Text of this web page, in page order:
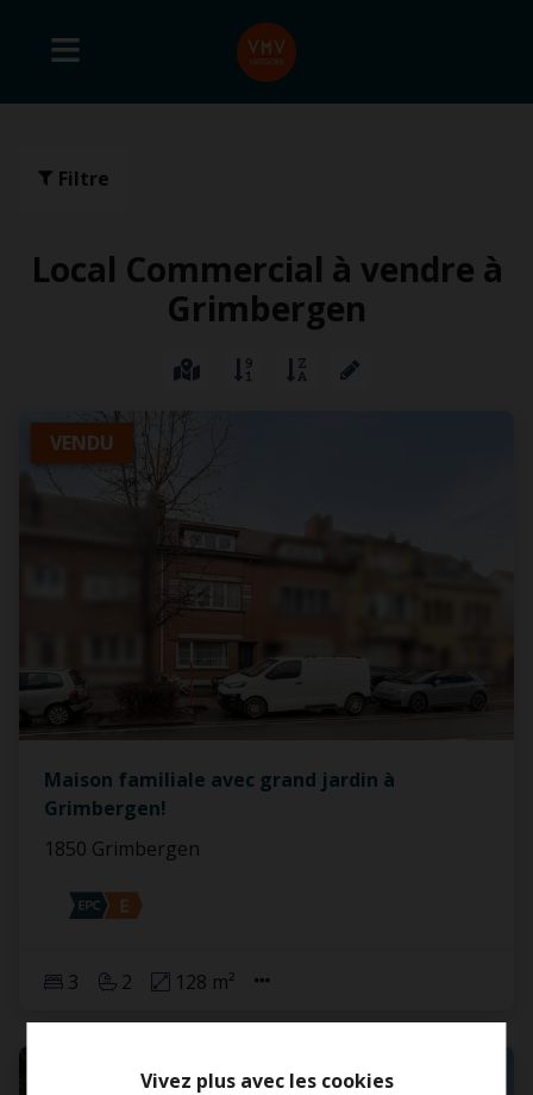
Vivez plus avec les cookies
Filtre
Local Commercial à vendre à
Grimbergen
VENDU
Maison familiale avec grand jardin à
Grimbergen!
1850 Grimbergen
3 2 128 m²